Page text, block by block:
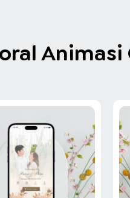
Animasi